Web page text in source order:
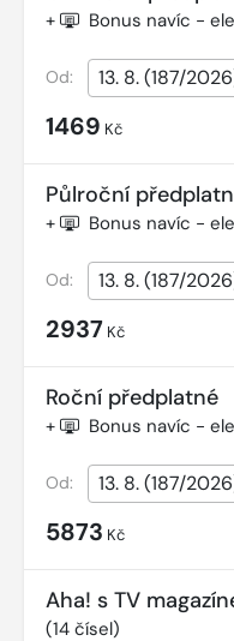
+ Bonus navíc -
Od:
1469 Kč
Půlroční
+ Bonus navíc -
Od:
2937 Kč
Roční předplatné
+ Bonus navíc -
Od:
5873 Kč
Aha! s TV
(14 čísel)